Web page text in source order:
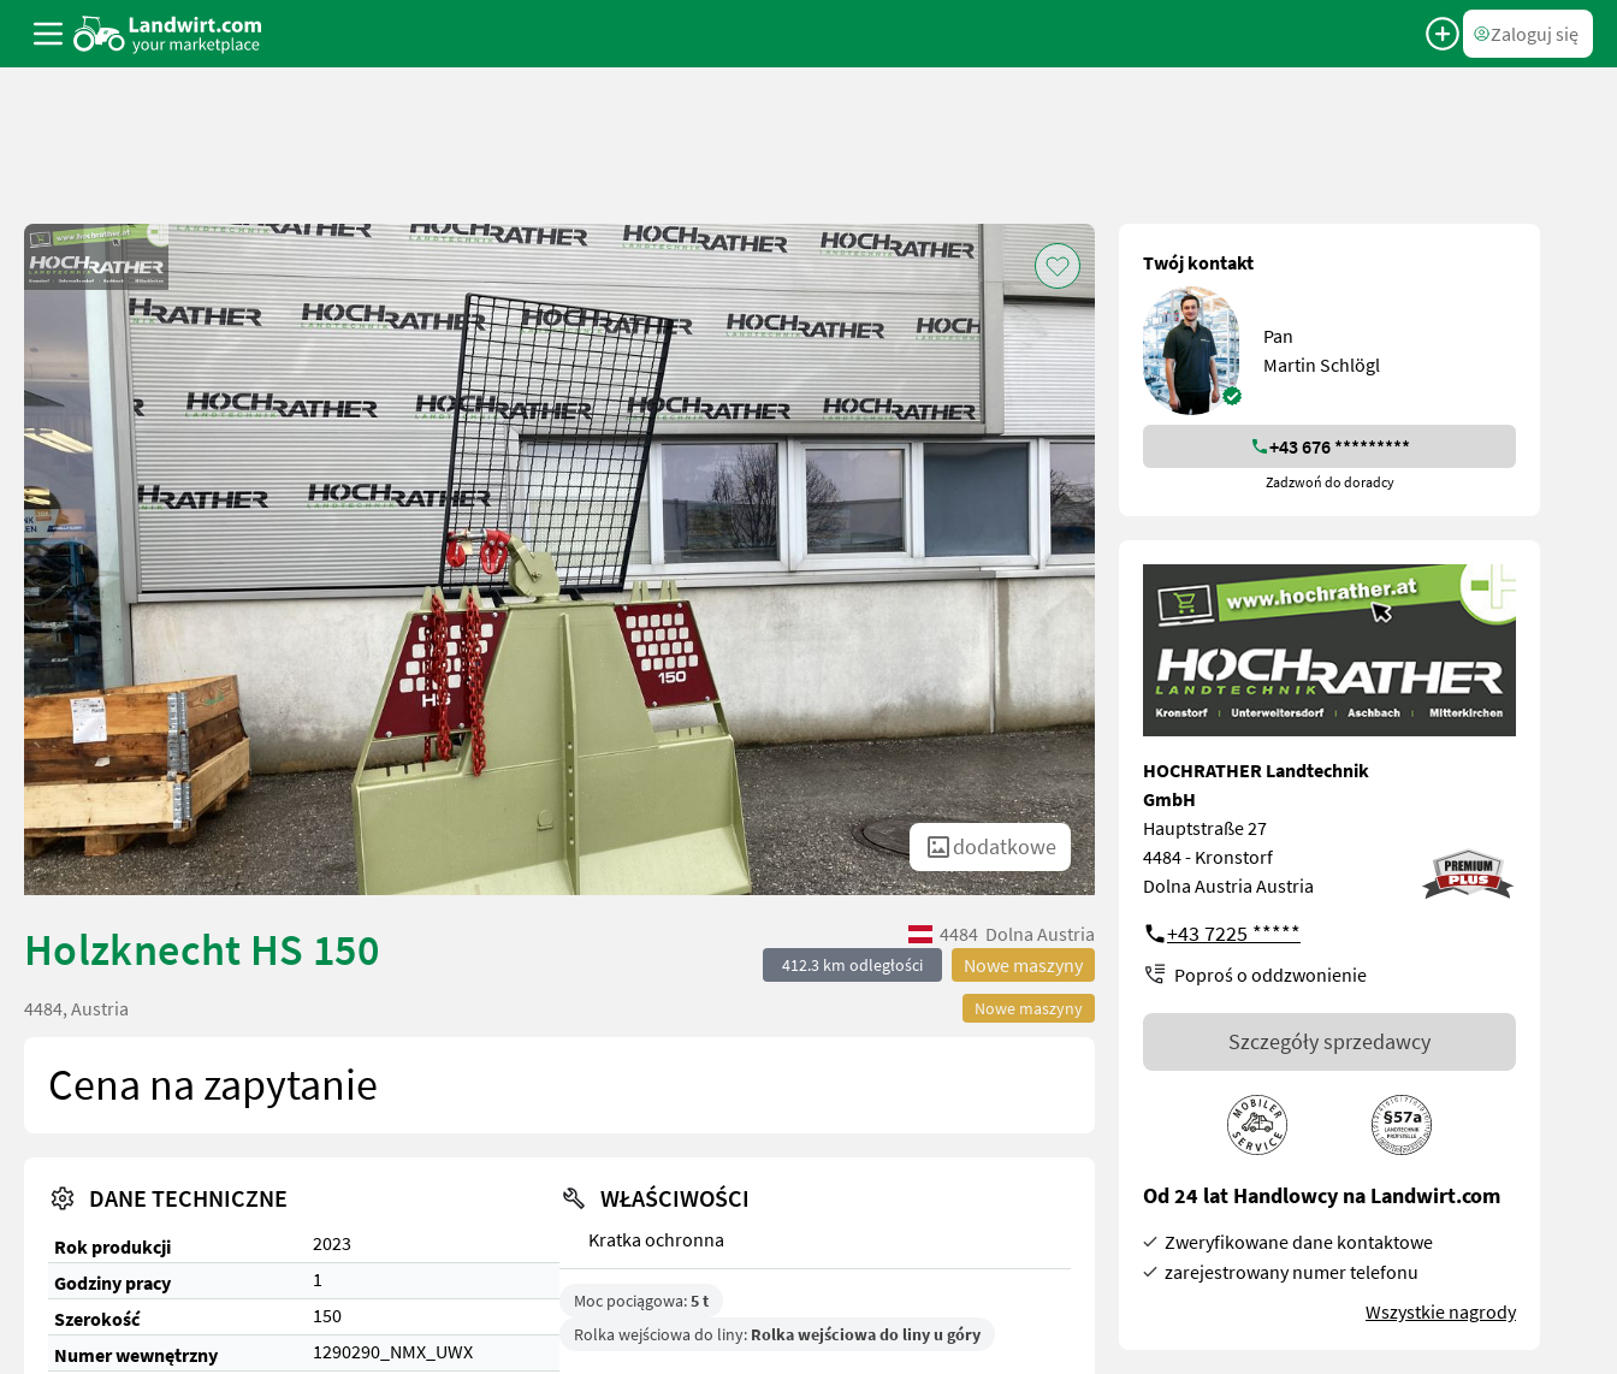
Zaloguj się
dodatkowe
Holzknecht HS 150 4484 Dolna Austria
412.3 km odległości Nowe maszyny
Nowe maszyny
4484, Austria
Cena na zapytanie
DANE TECHNICZNE
Rok produkcji
2023
Godziny pracy
1
Szerokość
150
Numer wewnętrzny
1290290_NMX_UWX
WŁAŚCIWOŚCI
Kratka ochronna
Moc pociągowa:5 t
Rolka wejściowa do liny: Rolka wejściowa do liny u góry
Twój kontakt
Pan
Martin Schlögl
+43 676 *********
Zadzwoń do doradcy
HOCHRATHER Landtechnik
GmbH
Hauptstraße 27
4484 - Kronstorf
Dolna Austria Austria
+43 7225 *****
Poproś o oddzwonienie
Szczegóły sprzedawcy
Od 24 lat Handlowcy na Landwirt.com
Zweryfikowane dane kontaktowe
zarejestrowany numer telefonu
Wszystkie nagrody